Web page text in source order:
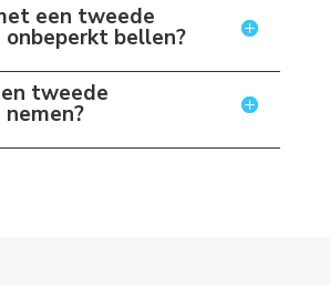
een tweede
bellen?
tweede